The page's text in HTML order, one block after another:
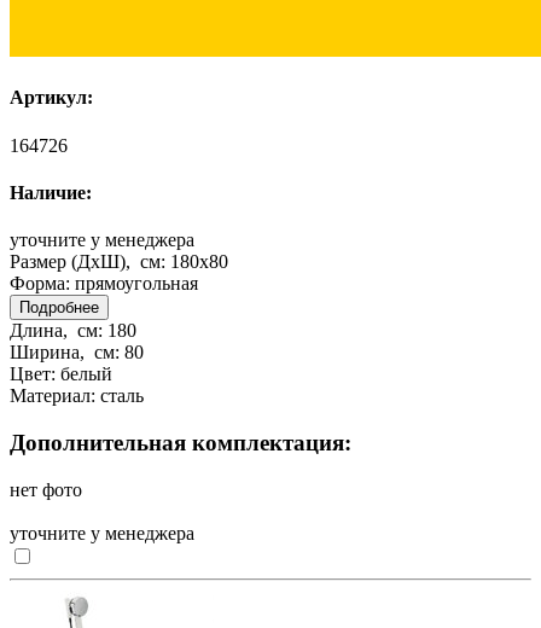
Артикул:
164726
Наличие:
уточните у менеджера
Размер (ДхШ), см: 180x80
Форма: прямоугольная
Подробнее
Длина, см: 180
Ширина, см: 80
Цвет: белый
Материал: сталь
Дополнительная комплектация:
нет фото
уточните у менеджера